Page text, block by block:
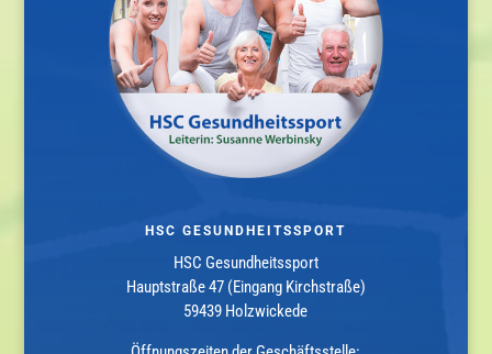
HSC GESUNDHEITSSPORT
HSC Gesundheitssport
Hauptstraße 47 (Eingang Kirchstraße)
59439 Holzwickede